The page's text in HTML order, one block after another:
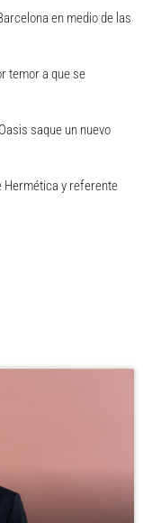
en medio de las
temor a que se
saque un nuevo
Hermética y referente